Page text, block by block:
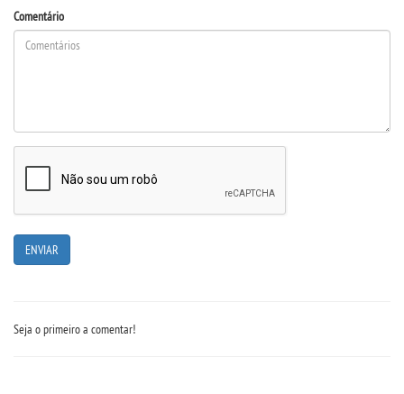
BOLETINS
TCC
NOTÍCIAS
WEBMAIL
Comentário
Seja o primeiro a comentar!